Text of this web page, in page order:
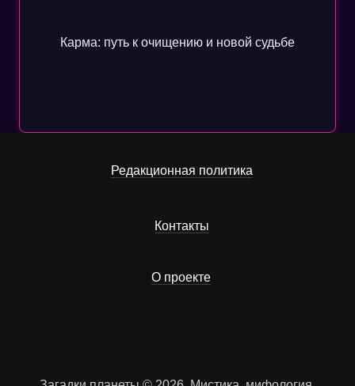
Карма: путь к очищению и новой судьбе
Редакционная политика
Контакты
О проекте